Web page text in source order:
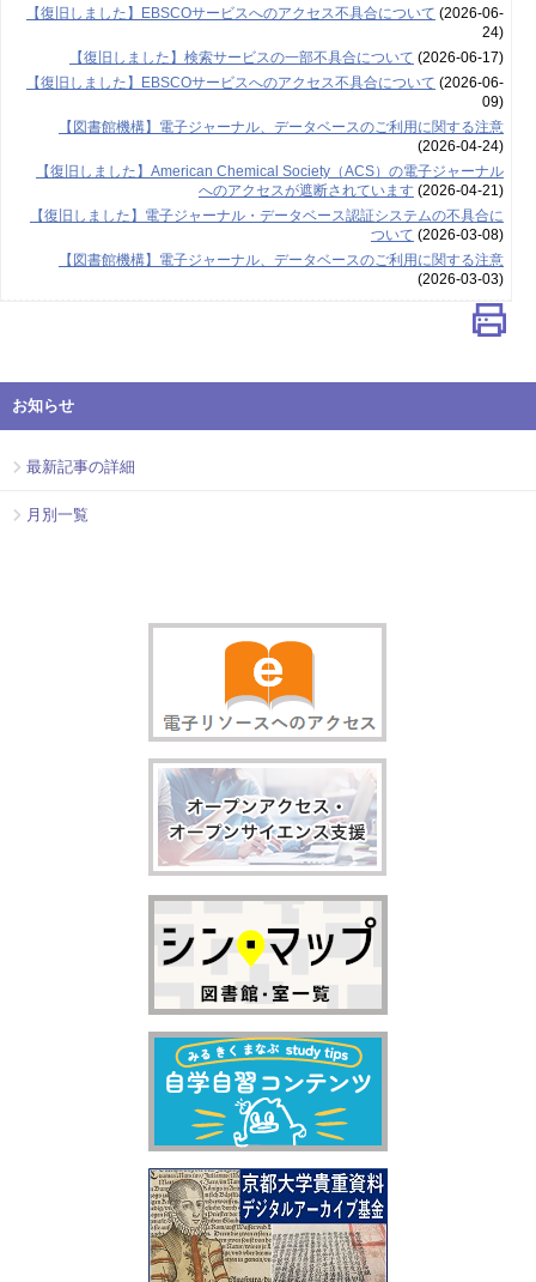
【復旧しました】EBSCOサービスへのアクセス不具合について (2026-06-
24)
【復旧しました】検索サービスの一部不具合について (2026-06-17)
【復旧しました】EBSCOサービスへのアクセス不具合について (2026-06-
09)
【図書館機構】電子ジャーナル、データベースのご利用に関する注意
(2026-04-24)
【復旧しました】American Chemical Society（ACS）の電子ジャーナル
へのアクセスが遮断されています(2026-04-21)
【復旧しました】電子ジャーナル・データベース認証システムの不具合に
ついて (2026-03-08)
【図書館機構】電子ジャーナル、データベースのご利用に関する注意
(2026-03-03)
お知らせ
最新記事の詳細
月別一覧